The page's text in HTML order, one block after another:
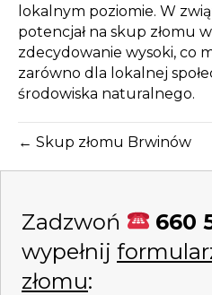
lokalnym poziomie. W
potencjał na skup złomu
zdecydowanie wysoki, co
zarówno dla lokalnej
środowiska naturalnego.
← Skup złomu Brwinów
Zadzwoń 660
wypełnij
złomu: